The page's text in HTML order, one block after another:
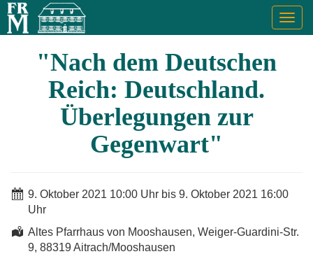
"Nach dem Deutschen
Reich: Deutschland.
Überlegungen zur
Gegenwart"
9. Oktober 2021 10:00 Uhr bis 9. Oktober 2021 16:00
Uhr
Altes Pfarrhaus von Mooshausen, Weiger-Guardini-Str.
9, 88319 Aitrach/Mooshausen